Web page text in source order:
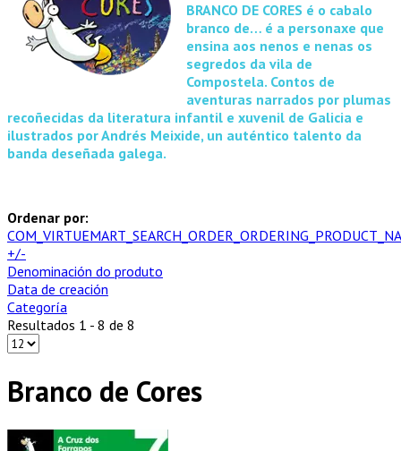
BRANCO DE CORES é o cabalo
branco de… é a personaxe que
ensina aos nenos e nenas os
segredos da vila de
Compostela. Contos de
aventuras narrados por plumas
recoñecidas da literatura infantil e xuvenil de Galicia e
ilustrados por Andrés Meixide, un auténtico talento da
banda deseñada galega.
Ordenar por:
+/-
Denominación do produto
Data de creación
Categoría
Resultados 1 - 8 de 8
Branco de Cores